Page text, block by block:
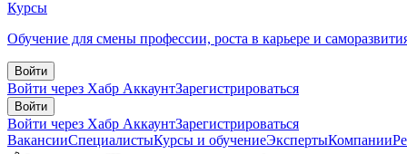
Курсы
Обучение для смены профессии, роста в карьере и
Войти
Войти через Хабр АккаунтЗарегистрироваться
Войти
Войти через Хабр АккаунтЗарегистрироваться
ВакансииСпециалистыКурсы и обучениеЭкспертыКомпании